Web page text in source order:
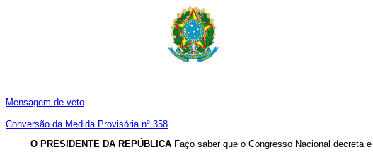
Mensagem de veto
Conversão da Medida Provisória nº 358
O PRESIDENTE DA REPÚBLICA Faço saber que o Congresso Nacional decreta